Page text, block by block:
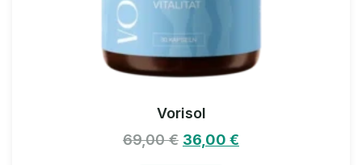
Vorisol
69,00€ 36,00 €